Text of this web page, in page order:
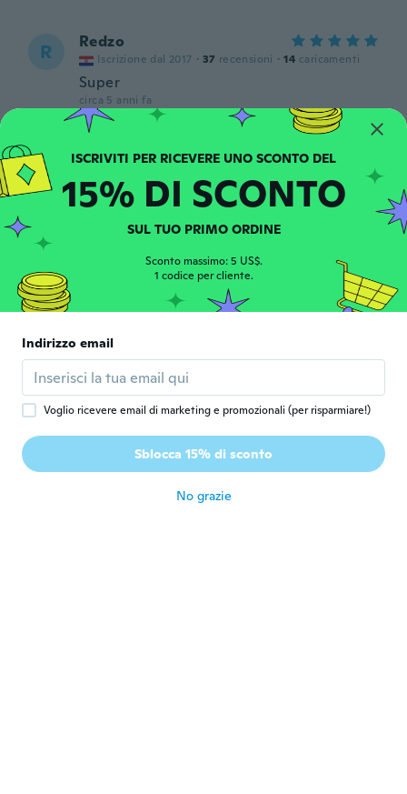
R Redzo
Iscrizione dal 2017 · 37 recensioni · 14 caricamenti
Super
circa 5 anni fa
M Mozes
circa 5 anni fa
A Iscrizione dal 2018 · 7 recensioni
た Iscrizione dal 2021
C Christian
Iscrizione dal 2017 · 77 recensioni · 3 caricamenti
Très bien
15% DI SCONTO
SUL TUO PRIMO ORDINE
Sconto massimo: 5 US$.
1 codice per cliente.
Indirizzo email
Voglio ricevere email di marketing e promozionali (per risparmiare!)
Sblocca 15% di sconto
No grazie